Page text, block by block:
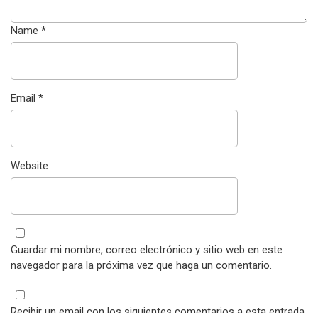
Name *
Email *
Website
Guardar mi nombre, correo electrónico y sitio web en este
navegador para la próxima vez que haga un comentario.